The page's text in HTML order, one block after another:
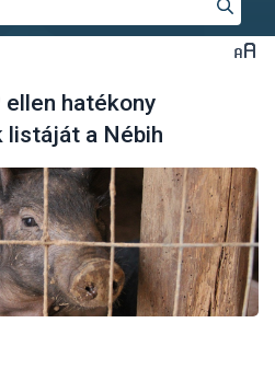
hatékony
a Nébih